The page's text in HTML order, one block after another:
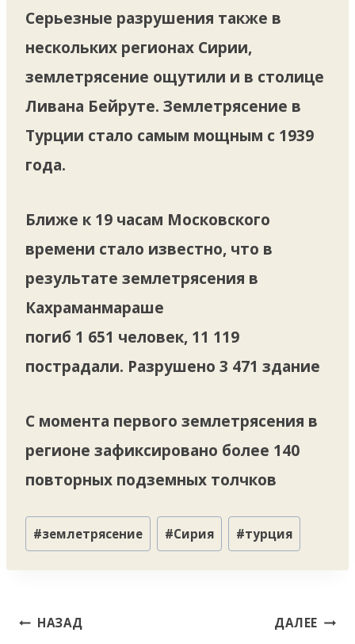
Серьезные разрушения также в
нескольких регионах Сирии,
землетрясение ощутили и в столице
Ливана Бейруте. ️Землетрясение в
Турции стало самым мощным с 1939
года.
Ближе к 19 часам Московского
времени стало известно, что в
результате землетрясения в
Кахраманмараше
погиб 1 651 человек, 11 119
пострадали. Разрушено 3 471 здание
С момента первого землетрясения в
регионе зафиксировано более 140
повторных подземных толчков
Метки
записи:
#землетрясение #Сирия #турция
Навигация
НАЗАД ДАЛЕЕ